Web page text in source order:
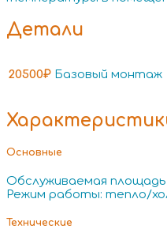
Детали
20500₽ Базовый монтаж
Основные
Обслуживаемая площадь,
Режим работы: тепло/
Технические